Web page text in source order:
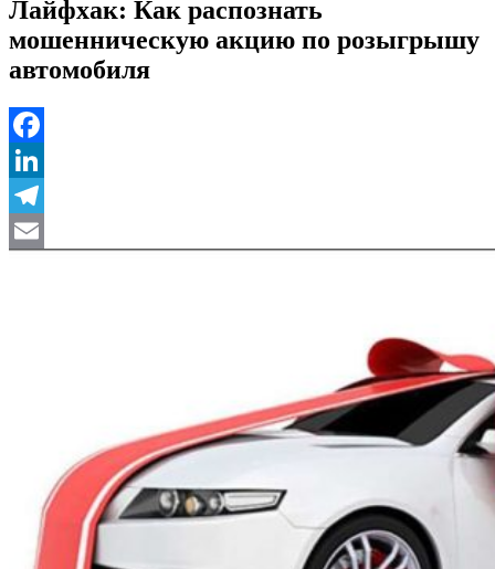
Лайфхак: Как распознать
мошенническую акцию по розыгрышу
автомобиля
Facebook
LinkedIn
Telegram